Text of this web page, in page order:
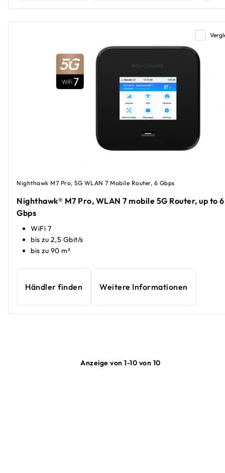
Nighthawk M7 Pro, 5G WLAN 7 Mobile Router, 6 Gbps
Nighthawk® M7 Pro, WLAN 7 mobile 5G Router, up to 6
Gbps
WiFi 7
bis zu 2,5 Gbit/s
bis zu 90 m²
Händler finden Weitere Informationen
Anzeige von 1-10 von 10